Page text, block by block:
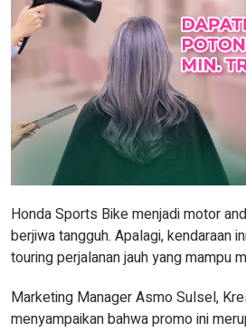
Honda Sports Bike menjadi motor
berjiwa tangguh. Apalagi, kendaraan
touring perjalanan jauh yang mampu
Marketing Manager Asmo Sulsel,
menyampaikan bahwa promo ini